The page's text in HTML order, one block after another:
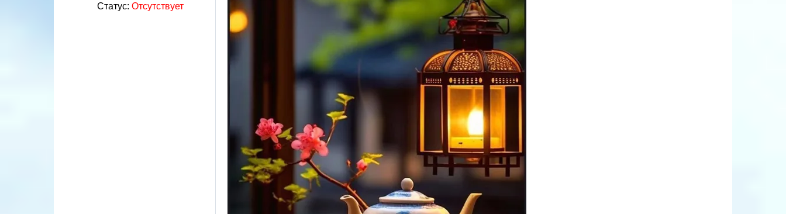
Статус: Отсутствует